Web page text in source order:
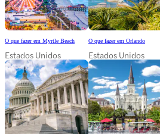
O que fazer em Myrtle Beach
Estados Unidos
O que fazer em Orlando
Estados Unidos